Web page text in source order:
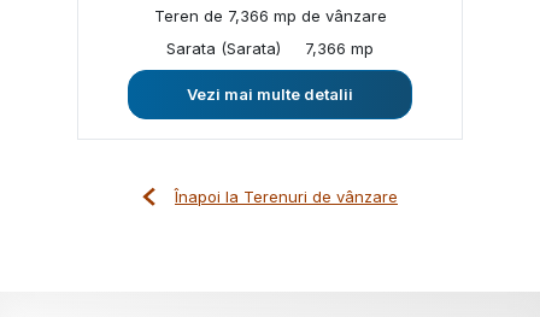
Teren de 7,366 mp de vânzare
Sarata (Sarata)
7,366 mp
Vezi mai multe detalii
Înapoi la Terenuri de vânzare